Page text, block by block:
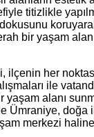
titizlikle
bir yaşam
ilçenin her
ile
yaşam alanı
Ümraniye, doğa
merkezi